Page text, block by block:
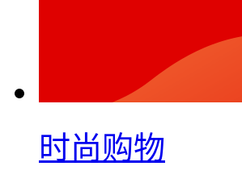
时尚购物